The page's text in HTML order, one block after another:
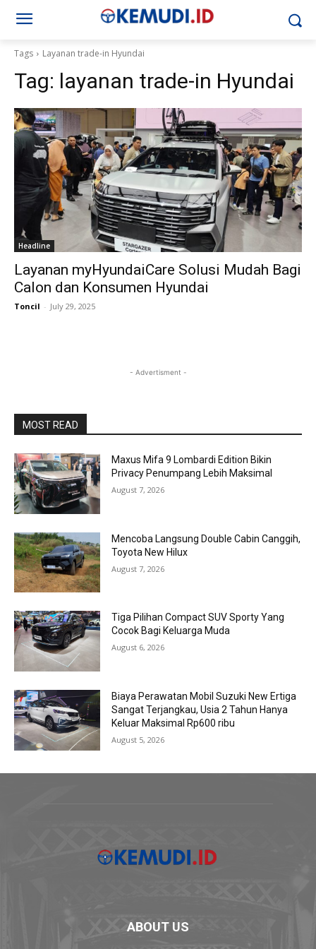
Tags Layanan trade-in Hyundai
Tag: layanan trade-in Hyundai
Headline
Layanan myHyundaiCare Solusi Mudah Bagi
Calon dan Konsumen Hyundai
Toncil - July 29, 2025
- Advertisment -
MOST READ
Maxus Mifa 9 Lombardi Edition Bikin
Privacy Penumpang Lebih Maksimal
August 7, 2026
Mencoba Langsung Double Cabin Canggih,
Toyota New Hilux
August 7, 2026
Tiga Pilihan Compact SUV Sporty Yang
Cocok Bagi Keluarga Muda
August 6, 2026
Biaya Perawatan Mobil Suzuki New Ertiga
Sangat Terjangkau, Usia 2 Tahun Hanya
Keluar Maksimal Rp600 ribu
August 5, 2026
ABOUT US